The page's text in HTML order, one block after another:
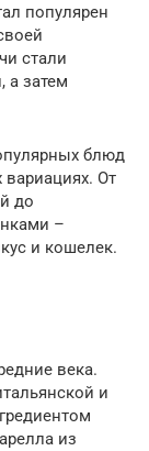
популярен
стали
а затем
блюд
От
до
–
и кошелек.
века.
и
из